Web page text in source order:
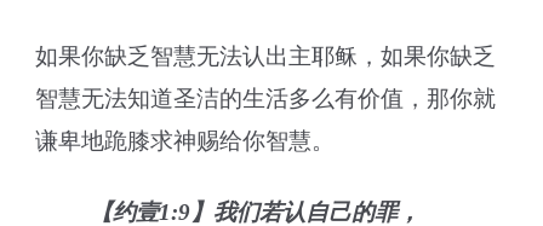
如果你缺乏智慧无法认出主耶稣，如果你缺乏
智慧无法知道圣洁的生活多么有价值，那你就
谦卑地跪膝求神赐给你智慧。
【约壹1:9】我们若认自己的罪，